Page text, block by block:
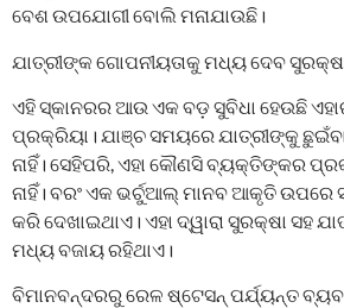
ବେଶ ଉପଯୋଗୀ ବୋଲି ମନାଯାଉଛି।
ଯାତ୍ରୀଙ୍କ ଗୋପନୀୟତାକୁ ମଧ୍ୟ ଦେବ
ଏହି ସ୍କାନରର ଆଉ ଏକ ବଡ଼ ସୁବିଧା ହେଉଛି
ପ୍ରକ୍ରିୟା। ଯାଞ୍ଚ ସମୟରେ ଯାତ୍ରୀଙ୍କୁ
ନାହିଁ। ସେହିପରି, ଏହା କୌଣସି ବ୍ୟକ୍ତିଙ୍କର
ନାହିଁ। ବରଂ ଏକ ଭର୍ଚୁଆଲ୍ ମାନବ ଆକୃତି ଉପରେ
କରି ଦେଖାଇଥାଏ। ଏହା ଦ୍ୱାରା ସୁରକ୍ଷା ସହ
ମଧ୍ୟ ବଜାୟ ରହିଥାଏ।
ବିମାନବନ୍ଦରରୁ ରେଳ ଷ୍ଟେସନ୍‌ ପର୍ଯ୍ୟନ୍ତ